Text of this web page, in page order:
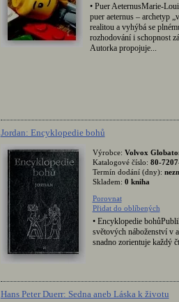
• Puer AeternusMarie-
puer aeternus – archetyp
realitou a vyhýbá se
rozhodování i schopnost
Autorka propojuje...
Jordan: Encyklopedie bohů
Výrobce: Volvox
Katalogové číslo: 80-
Termín dodání (dny):
Skladem: 0 kniha
Porovnat
Přidat do oblíbených
• Encyklopedie
světových náboženství v
snadno zorientuje každý
Hans Peter Duerr: Sedna aneb Láska k životu